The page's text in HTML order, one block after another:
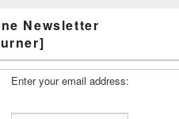
Newsletter
Enter your email address: